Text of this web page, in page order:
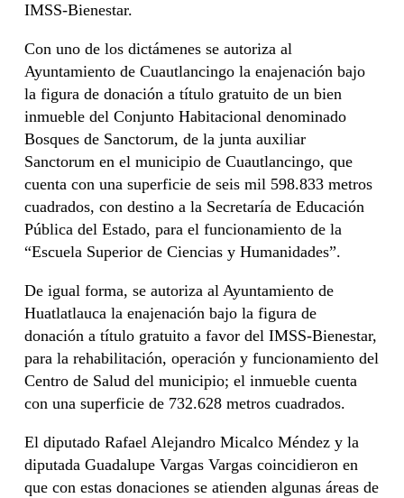
IMSS-Bienestar.
Con uno de los dictámenes se autoriza al
Ayuntamiento de Cuautlancingo la enajenación bajo
la figura de donación a título gratuito de un bien
inmueble del Conjunto Habitacional denominado
Bosques de Sanctorum, de la junta auxiliar
Sanctorum en el municipio de Cuautlancingo, que
cuenta con una superficie de seis mil 598.833 metros
cuadrados, con destino a la Secretaría de Educación
Pública del Estado, para el funcionamiento de la
“Escuela Superior de Ciencias y Humanidades”.
De igual forma, se autoriza al Ayuntamiento de
Huatlatlauca la enajenación bajo la figura de
donación a título gratuito a favor del IMSS-Bienestar,
para la rehabilitación, operación y funcionamiento del
Centro de Salud del municipio; el inmueble cuenta
con una superficie de 732.628 metros cuadrados.
El diputado Rafael Alejandro Micalco Méndez y la
diputada Guadalupe Vargas Vargas coincidieron en
que con estas donaciones se atienden algunas áreas de